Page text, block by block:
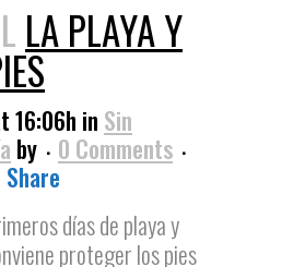
LA PLAYA Y
16:06h in Sin
by
0 Comments
Share
días de playa y
proteger los pies